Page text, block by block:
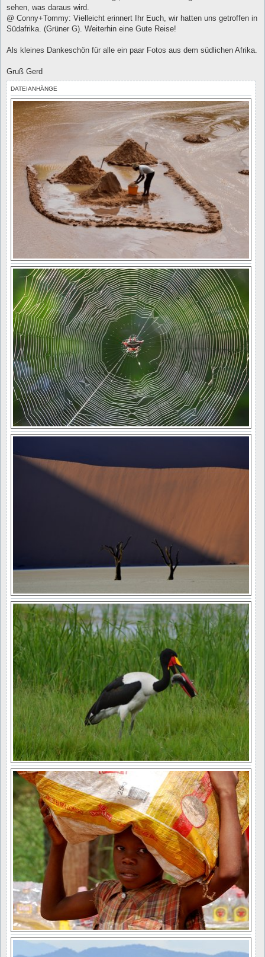
a
g
sehen, was daraus wird.
@ Conny+Tommy: Vielleicht erinnert Ihr Euch, wir hatten uns getroffen in
Südafrika. (Grüner G). Weiterhin eine Gute Reise!
Als kleines Dankeschön für alle ein paar Fotos aus dem südlichen Afrika.
Gruß Gerd
DATEIANHÄNGE